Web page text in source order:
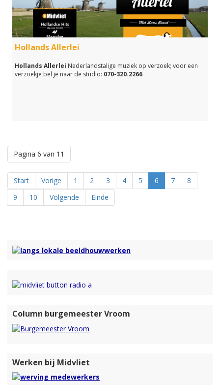
Hollands Allerlei
Hollands Allerlei Nederlandstalige muziek op verzoek; voor een
verzoekje bel je naar de studio: 070-320.2266
Pagina 6 van 11
Start Vorige 1 2 3 4 5 6 7
8
9
10 Volgende Einde
Column burgemeester Vroom
Werken bij Midvliet